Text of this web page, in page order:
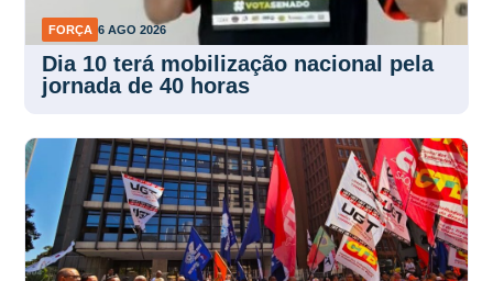
FORÇA 6 AGO 2026
Dia 10 terá mobilização nacional pela
jornada de 40 horas